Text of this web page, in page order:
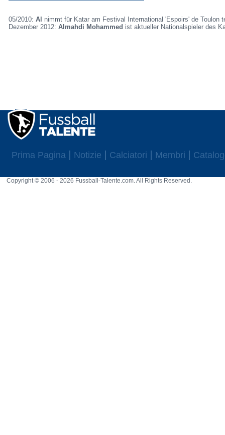
05/2010:Al nimmt für Katar am Festival International 'Espoirs' de Toulon
Dezember 2012:Almahdi Mohammed ist aktueller Nationalspieler des
Prima Pagina Notizie Calciatori Membri
Copyright © 2006 - 2026 Fussball-Talente.com. All Rights Reserved.